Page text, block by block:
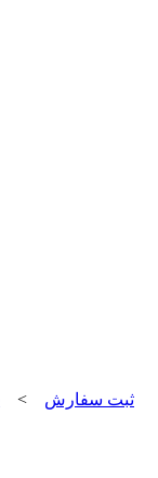
ثبت سفارش >